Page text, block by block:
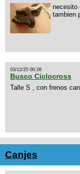
necesito
tambien
03/12/25 00:26
Busco Ciclocross
Talle S , con frenos
Canjes